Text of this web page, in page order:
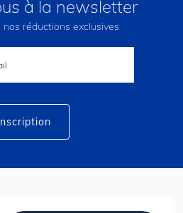
à la newsletter
réductions exclusives